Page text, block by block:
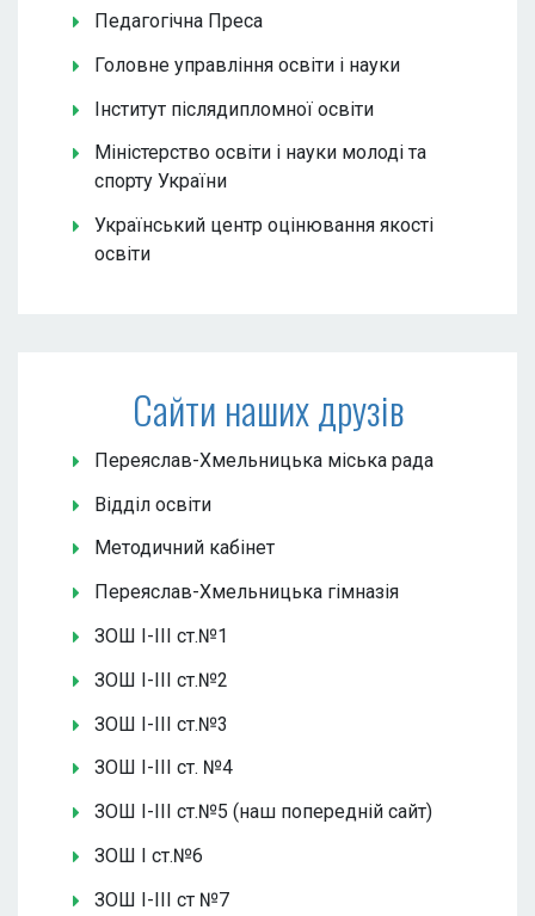
Педагогічна Преса
Головне управління освіти і науки
Інститут післядипломної освіти
Міністерство освіти і науки молоді та
спорту України
Український центр оцінювання якості
освіти
Сайти наших друзів
Переяслав-Хмельницька міська рада
Відділ освіти
Методичний кабінет
Переяслав-Хмельницька гімназія
ЗОШ І-ІІІ ст.№1
ЗОШ І-ІІІ ст.№2
ЗОШ І-ІІІ ст.№3
ЗОШ І-ІІІ ст. №4
ЗОШ І-ІІІ ст.№5 (наш попередній сайт)
ЗОШ І ст.№6
ЗОШ І-ІІІ ст №7